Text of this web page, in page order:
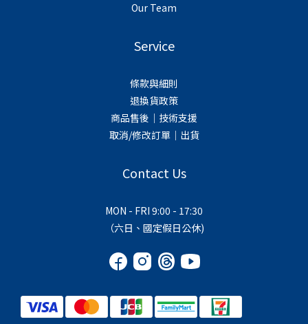
Our Team
Service
條款與細則
退換貨政策
商品售後｜技術支援
取消/修改訂單｜出貨
Contact Us
MON - FRI 9:00 - 17:30
（六日、國定假日公休)